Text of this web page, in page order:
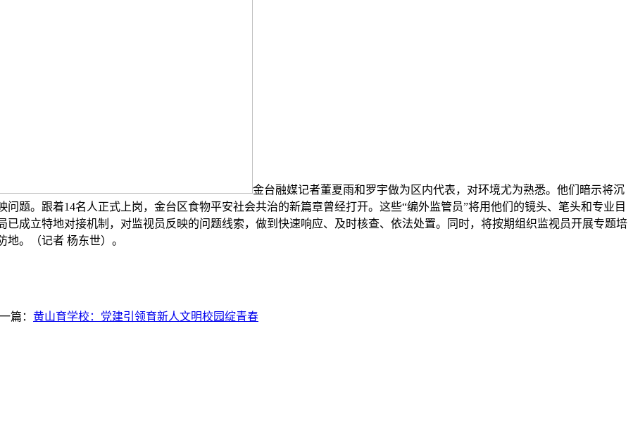
金台融媒记者董夏雨和罗宇做为区内代表，对环境尤为熟悉。他们暗示将沉
题。跟着14名人正式上岗，金台区食物平安社会共治的新篇章曾经打开。这些“编外监管员”将用他们的镜头、笔头和专业目
成立特地对接机制，对监视员反映的问题线索，做到快速响应、及时核查、依法处置。同时，将按期组织监视员开展专题培
。（记者 杨东世）。
篇： 黄山育学校：党建引领育新人文明校园绽青春